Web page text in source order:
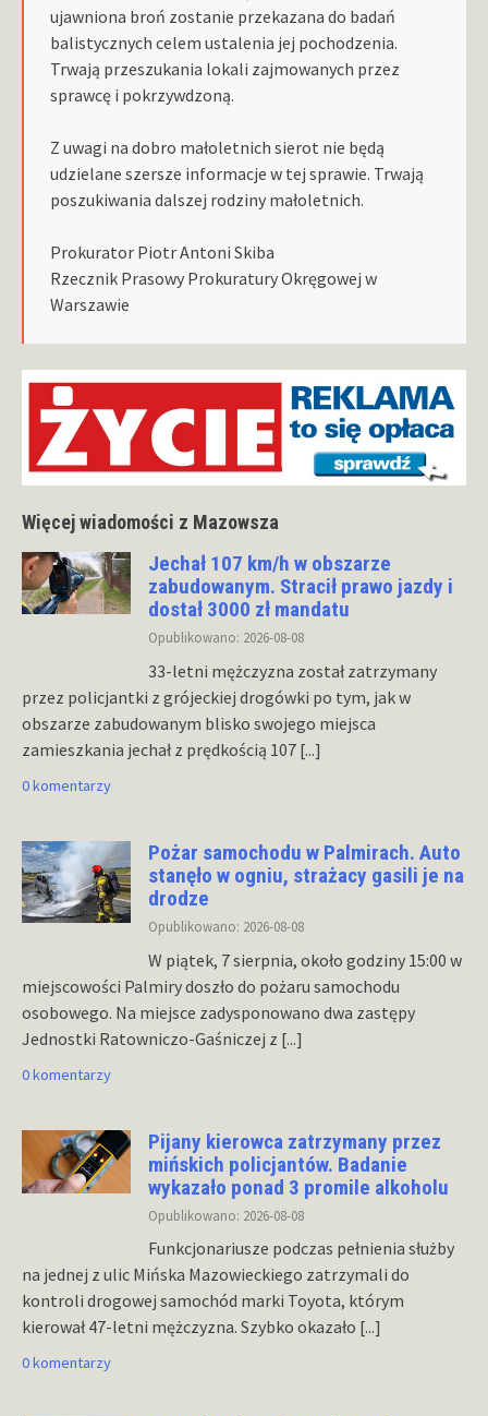
ujawniona broń zostanie przekazana do badań
balistycznych celem ustalenia jej pochodzenia.
Trwają przeszukania lokali zajmowanych przez
sprawcę i pokrzywdzoną.
Z uwagi na dobro małoletnich sierot nie będą
udzielane szersze informacje w tej sprawie. Trwają
poszukiwania dalszej rodziny małoletnich.
Prokurator Piotr Antoni Skiba
Rzecznik Prasowy Prokuratury Okręgowej w
Warszawie
Więcej wiadomości z Mazowsza
Jechał 107 km/h w obszarze
zabudowanym. Stracił prawo jazdy i
dostał 3000 zł mandatu
Opublikowano: 2026-08-08
33-letni mężczyzna został zatrzymany
przez policjantki z grójeckiej drogówki po tym, jak w
obszarze zabudowanym blisko swojego miejsca
zamieszkania jechał z prędkością 107 [...]
0 komentarzy
Pożar samochodu w Palmirach. Auto
stanęło w ogniu, strażacy gasili je na
drodze
Opublikowano: 2026-08-08
W piątek, 7 sierpnia, około godziny 15:00 w
miejscowości Palmiry doszło do pożaru samochodu
osobowego. Na miejsce zadysponowano dwa zastępy
Jednostki Ratowniczo-Gaśniczej z [...]
0 komentarzy
Pijany kierowca zatrzymany przez
mińskich policjantów. Badanie
wykazało ponad 3 promile alkoholu
Opublikowano: 2026-08-08
Funkcjonariusze podczas pełnienia służby
na jednej z ulic Mińska Mazowieckiego zatrzymali do
kontroli drogowej samochód marki Toyota, którym
kierował 47-letni mężczyzna. Szybko okazało [...]
0 komentarzy